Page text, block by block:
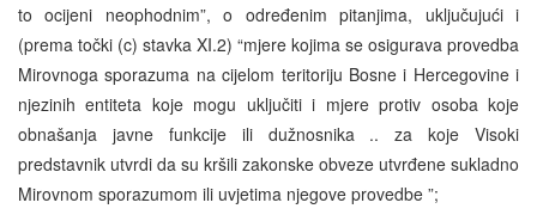
to ocijeni neophodnim”, o određenim pitanjima, uključujući i
(prema točki (c) stavka XI.2) “mjere kojima se osigurava provedba
Mirovnoga sporazuma na cijelom teritoriju Bosne i Hercegovine i
njezinih entiteta koje mogu uključiti i mjere protiv osoba koje
obnašanja javne funkcije ili dužnosnika .. za koje Visoki
predstavnik utvrdi da su kršili zakonske obveze utvrđene sukladno
Mirovnom sporazumom ili uvjetima njegove provedbe ”;